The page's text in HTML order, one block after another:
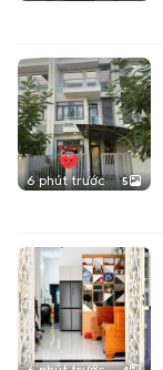
6 phút trước 5